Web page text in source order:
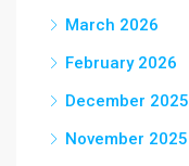
March 2026
February 2026
December 2025
November 2025